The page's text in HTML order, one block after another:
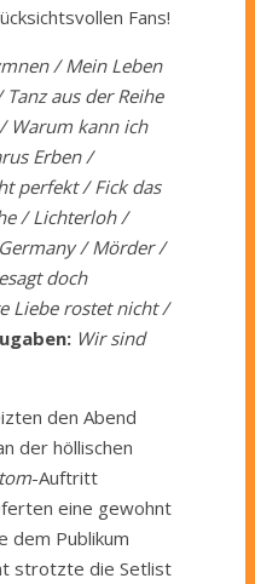
Fans!
/ Mein Leben
aus der Reihe
Warum kann ich
Erben /
perfekt / Fick das
/ Lichterloh /
/ Mörder /
doch
Liebe rostet nicht /
Wir sind
den Abend
der höllischen
-Auftritt
eine gewohnt
dem Publikum
strotzte die Setlist